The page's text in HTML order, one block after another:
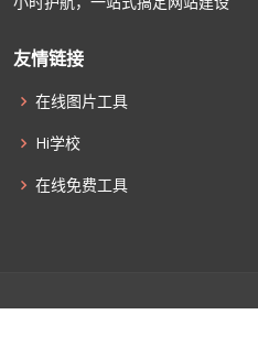
友情链接
在线图片工具
Hi学校
在线免费工具